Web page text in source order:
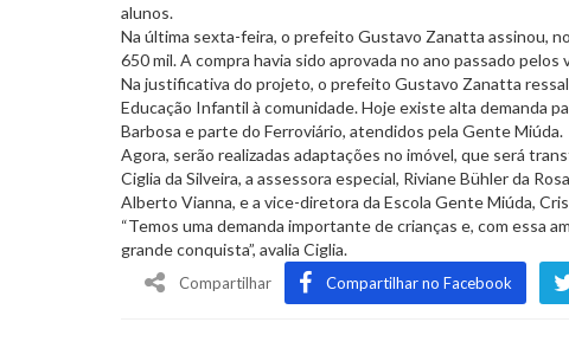
alunos.
Na última sexta-feira, o prefeito Gustavo Zanatta assinou,
650 mil. A compra havia sido aprovada no ano passado pelos
Na justificativa do projeto, o prefeito Gustavo Zanatta
Educação Infantil à comunidade. Hoje existe alta demanda
Barbosa e parte do Ferroviário, atendidos pela Gente Miúda.
Agora, serão realizadas adaptações no imóvel, que será
Ciglia da Silveira, a assessora especial, Riviane Bühler da
Alberto Vianna, e a vice-diretora da Escola Gente Miúda,
“Temos uma demanda importante de crianças e, com essa
grande conquista”, avalia Ciglia.
Compartilhar Compartilhar no Facebook